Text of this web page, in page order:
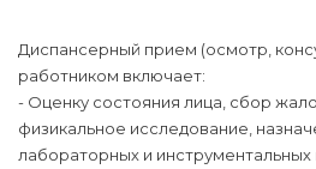
Диспансерный прием (осмотр,
работником включает:
- Оценку состояния лица, сбор
физикальное исследование,
лабораторных и инструментальных